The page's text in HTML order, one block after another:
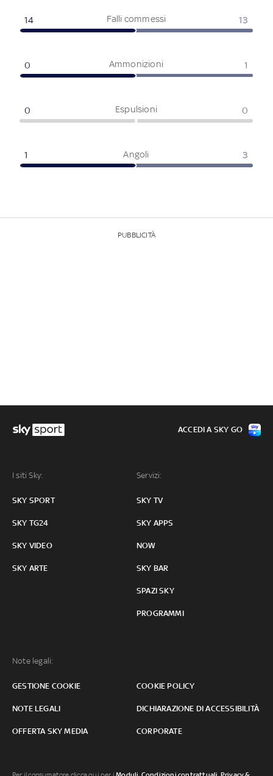
Falli commessi
14 13
Ammonizioni
0 1
Espulsioni
0 0
Angoli
1 3
PUBBLICITÀ
I siti Sky:
SKY SPORT
SKY TG24
SKY VIDEO
SKY ARTE
Servizi:
SKY TV
SKY APPS
NOW
SKY BAR
SPAZI SKY
PROGRAMMI
Note legali:
GESTIONE COOKIE COOKIE POLICY
NOTE LEGALI DICHIARAZIONE DI ACCESSIBILITÀ
OFFERTA SKY MEDIA CORPORATE
ACCEDI A SKY GO